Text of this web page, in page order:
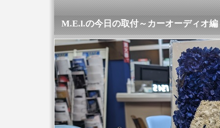
M.E.l.の今日の取付～カーオーディオ編